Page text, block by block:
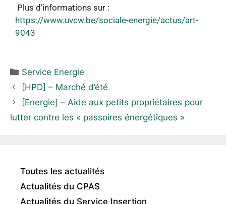
Plus d’informations sur :
https://www.uvcw.be/sociale-energie/actus/art-
9043
Service Energie
[HPD] – Marché d’été
[Energie] – Aide aux petits propriétaires pour
lutter contre les « passoires énergétiques »
Toutes les actualités
Actualités du CPAS
Actualités du Service Insertion